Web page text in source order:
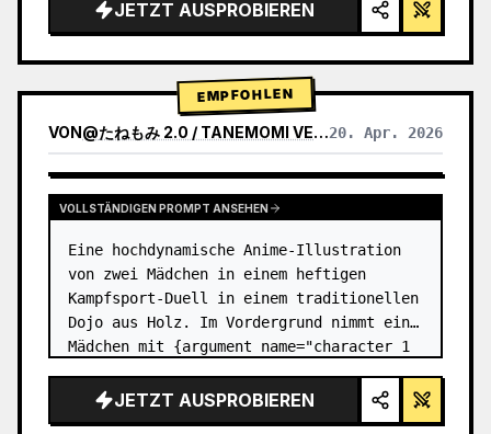
Grafik",
    "background": "linke Seite zeigt
JETZT AUSPROBIEREN
EMPFOHLEN
VON@たねもみ 2.0 / TANEMOMI VER2.0 20. Apr. 2026
VOLLSTÄNDIGEN PROMPT ANSEHEN
Eine hochdynamische Anime-Illustration
von zwei Mädchen in einem heftigen
Kampfsport-Duell in einem traditionellen
Dojo aus Holz. Im Vordergrund nimmt ein
Mädchen mit {argument name="character 1
hohen Dutt mit roten Bände…
JETZT AUSPROBIEREN